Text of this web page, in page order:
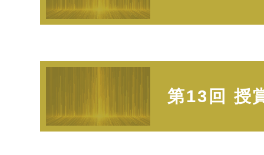
第13回 授